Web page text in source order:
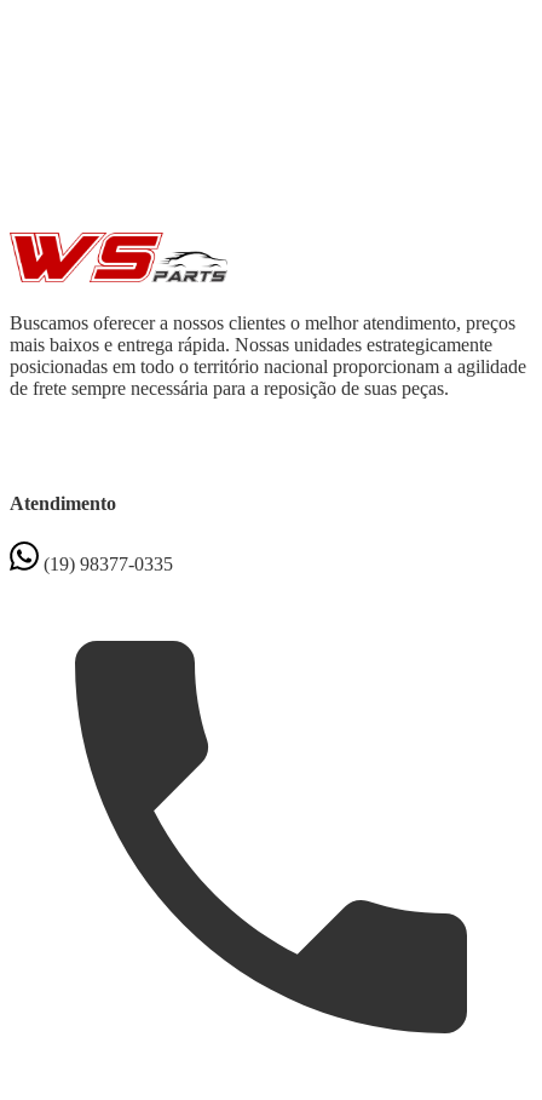
Buscamos oferecer a nossos clientes o melhor atendimento, preços
mais baixos e entrega rápida. Nossas unidades estrategicamente
posicionadas em todo o território nacional proporcionam a agilidade
de frete sempre necessária para a reposição de suas peças.
Atendimento
(19) 98377-0335